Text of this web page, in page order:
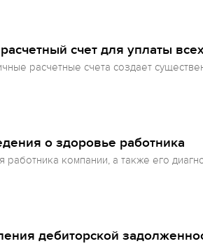
счет для уплаты
расчетные счета создает
о здоровье работника
компании, а также его
дебиторской